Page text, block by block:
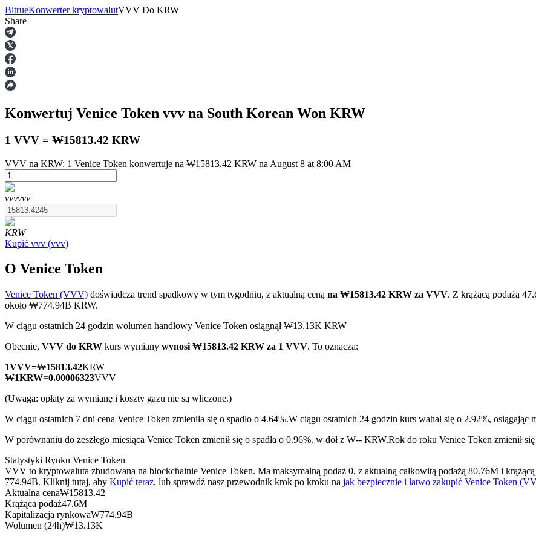
Kontrakty terminowe
Kontrakty terminowe na USDT
Kontrakty futures wykorzystujące USDT jako zabezpieczenie
Kontrakty terminowe COIN-M
Kontrakty terminowe na kryptowaluty
BitrueKonwerter kryptowalutVVV Do KRW
Share
Konwertuj Venice Token vvv na South Korean Won KRW
1 VVV = ₩15813.42 KRW
VVV na KRW: 1 Venice Token konwertuje na ₩15813.42 KRW na August 8 at 8:00 AM
vvvvvv
KRW
Kupić vvv (vvv)
O Venice Token
Venice Token (VVV) doświadcza trend spadkowy w tym tygodniu, z aktualną ceną na ₩15813.42 KRW za VVV. Z krążącą podażą
około ₩774.94B KRW.
W ciągu ostatnich 24 godzin wolumen handlowy Venice Token osiągnął ₩13.13K KRW
Obecnie, VVV do KRW kurs wymiany wynosi ₩15813.42 KRW za 1 VVV. To oznacza:
1VVV=₩15813.42KRW
₩1KRW=0.00006323VVV
(Uwaga: opłaty za wymianę i koszty gazu nie są wliczone.)
W ciągu ostatnich 7 dni cena Venice Token zmieniła się o spadło o 4.64%.W ciągu ostatnich 24 godzin kurs wahał się o 2.92%,
W porównaniu do zeszłego miesiąca Venice Token zmienił się o spadła o 0.96%. w dół z ₩-- KRW.Rok do roku Venice Token zmienił
Statystyki Rynku Venice Token
VVV to kryptowaluta zbudowana na blockchainie Venice Token. Ma maksymalną podaż 0, z aktualną całkowitą podażą 80.76M i
774.94B. Kliknij tutaj, aby Kupić teraz, lub sprawdź nasz przewodnik krok po kroku na jak bezpiecznie i łatwo zakupić Venice Token
Aktualna cena₩15813.42
Krążąca podaż47.6M
Kapitalizacja rynkowa₩774.94B
Wolumen (24h)₩13.13K